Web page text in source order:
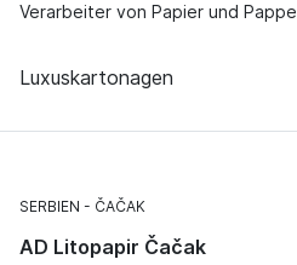
Verarbeiter von Papier und Pappe
Luxuskartonagen
SERBIEN ČAČAK
AD Litopapir Čačak